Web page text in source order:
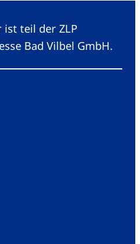
ist teil der ZLP
Bad Vilbel GmbH.